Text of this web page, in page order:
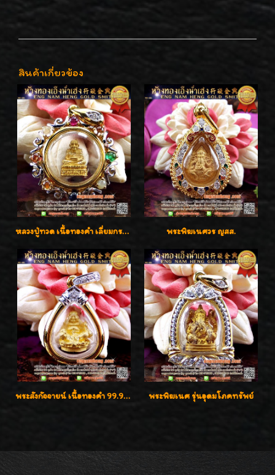
สินค้าเกี่ยวข้อง
หลวงปู่ทวด เนื้อทองคำ เลี่ยมกรอบทองคำประดับเพชรแท้และพลอยนพเก้า น่ารักมากๆค่ะ พระพิฆเนศวร ญสส.
พระสังกัจจายน์ เนื้อทองคำ 99.99% พระพิฆเนศ รุ่นอุดมโภคทรัพย์